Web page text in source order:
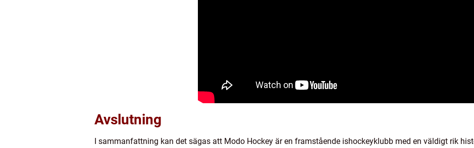
Avslutning
I sammanfattning kan det sägas att Modo Hockey är en framstående ishockeyklubb med en väldigt rik